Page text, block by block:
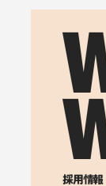
採用情報